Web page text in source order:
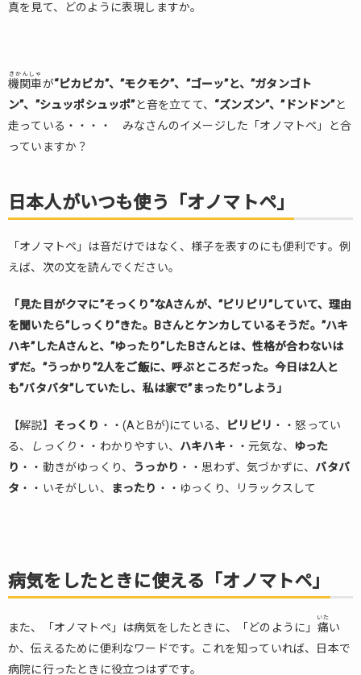
真を見て、どのように表現しますか。
機関車
きかんしゃ
が“ピカピカ”、”モクモク”、”ゴーッ”と、”ガタンゴト
ン”、”シュッポシュッポ”と音を立てて、 “ズンズン”、”ドンドン”と
走っている・・・・ みなさんのイメージした「オノマトペ」と合
っていますか？
日本人がいつも使う「オノマトペ」
「オノマトペ」は音だけではなく、様子を表すのにも便利です。例
えば、次の文を読んでください。
「見た目がクマに”そっくり”なAさんが、”ピリピリ”していて、理由
を聞いたら”しっくり”きた。Bさんとケンカしているそうだ。”ハキ
ハキ”したAさんと、”ゆったり”したBさんとは、性格が合わないは
ずだ。”うっかり”2人をご飯に、呼ぶところだった。今日は2人と
も”バタバタ”していたし、私は家で”まったり”しよう」
【解説】 そっくり ・・(AとBが)にている、 ピリピリ ・・怒ってい
る、
しっくり ・・わかりやすい、 ハキハキ・・元気な、 ゆった
り ・・動きがゆっくり、 うっかり ・・思わず、気づかずに、 バタバ
タ ・・いそがしい、 まったり ・・ゆっくり、リラックスして
病気をしたときに使える「オノマトペ」
また、「オノマトペ」は病気をしたときに、「どのように」 痛
いた
い
か、伝えるために便利なワードです。これを知っていれば、日本で
病院に行ったときに役立つはずです。